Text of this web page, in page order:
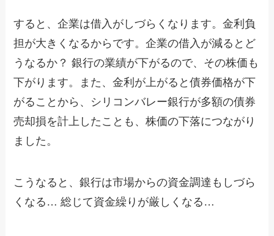
すると、企業は借入がしづらくなります。金利負
担が大きくなるからです。企業の借入が減るとど
うなるか？ 銀行の業績が下がるので、その株価も
下がります。また、金利が上がると債券価格が下
がることから、シリコンバレー銀行が多額の債券
売却損を計上したことも、株価の下落につながり
ました。
こうなると、銀行は市場からの資金調達もしづら
くなる… 総じて資金繰りが厳しくなる…